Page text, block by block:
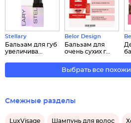
Stellary
Бальзам для губ
увеличива...
Belor Design
Бальзам для
очень сухих г...
Выбрать все
Смежные разделы
LuxVisage Шампунь для волос